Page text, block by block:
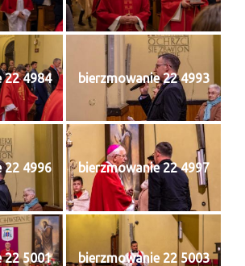
różne
katolicki
chrztu
eucharystii
bierzmowania
22 4984 bierzmowanie 22 4993
22 4996 bierzmowanie 22 4997
22 5001 bierzmowanie 22 5003